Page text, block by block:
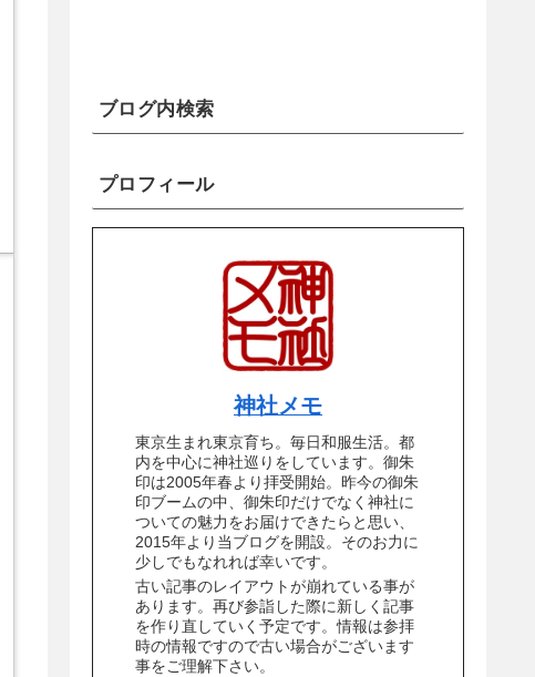
ブログ内検索
プロフィール
神社メモ
東京生まれ東京育ち。毎日和服生活。都
内を中心に神社巡りをしています。御朱
印は2005年春より拝受開始。昨今の御朱
印ブームの中、御朱印だけでなく神社に
ついての魅力をお届けできたらと思い、
2015年より当ブログを開設。そのお力に
少しでもなれれば幸いです。
古い記事のレイアウトが崩れている事が
あります。再び参詣した際に新しく記事
を作り直していく予定です。情報は参拝
時の情報ですので古い場合がございます
事をご理解下さい。